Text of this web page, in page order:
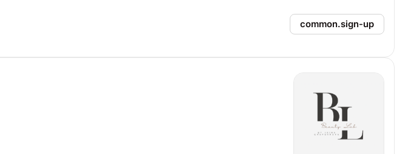
common.sign-up